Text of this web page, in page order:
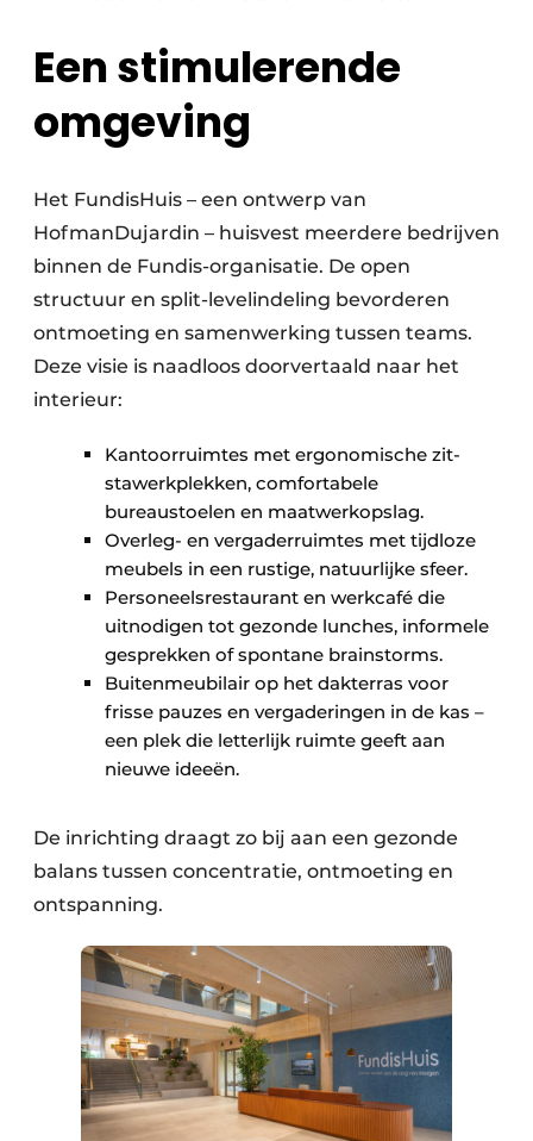
Een stimulerende
omgeving
Het FundisHuis – een ontwerp van
HofmanDujardin – huisvest meerdere bedrijven
binnen de Fundis-organisatie. De open
structuur en split-levelindeling bevorderen
ontmoeting en samenwerking tussen teams.
Deze visie is naadloos doorvertaald naar het
interieur:
Kantoorruimtes met ergonomische zit-
stawerkplekken, comfortabele
bureaustoelen en maatwerkopslag.
Overleg- en vergaderruimtes met tijdloze
meubels in een rustige, natuurlijke sfeer.
Personeelsrestaurant en werkcafé die
uitnodigen tot gezonde lunches, informele
gesprekken of spontane brainstorms.
Buitenmeubilair op het dakterras voor
frisse pauzes en vergaderingen in de kas –
een plek die letterlijk ruimte geeft aan
nieuwe ideeën.
De inrichting draagt zo bij aan een gezonde
balans tussen concentratie, ontmoeting en
ontspanning.